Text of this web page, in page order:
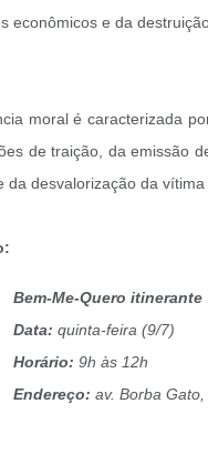
econômicos e da
moral é caracterizada
de traição, da emissão
da desvalorização da
Bem-Me-Quero itinerante
Data: quinta-feira (9/7)
Horário: 9h às 12h
Endereço: av. Borba